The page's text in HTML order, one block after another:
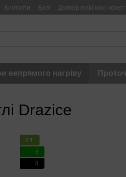
Контакти Блог Договір публічної
непрямого нагріву
Drazice
ХІТ
3
3